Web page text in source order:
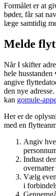
Formålet er at
bøder, får sat
læge samtidig
Melde
Når I skifter
hele
angive
den nye
kan gomule-
Her er de
med en
Angiv
Indtast
overnatter
Vælg
i